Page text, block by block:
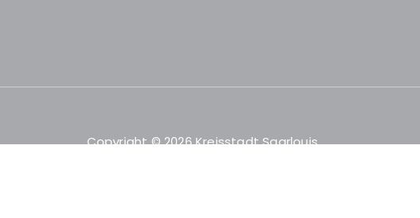
Copyright © 2026 Kreisstadt Saarlouis.